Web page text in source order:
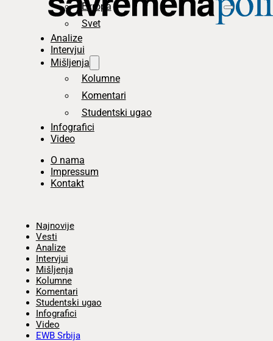
Evropa
Svet
Analize
Intervjui
Mišljenja
Kolumne
Komentari
Studentski ugao
Infografici
Video
O nama
Impressum
Kontakt
Najnovije
Vesti
Analize
Intervjui
Mišljenja
Kolumne
Komentari
Studentski ugao
Infografici
Video
EWB Srbija